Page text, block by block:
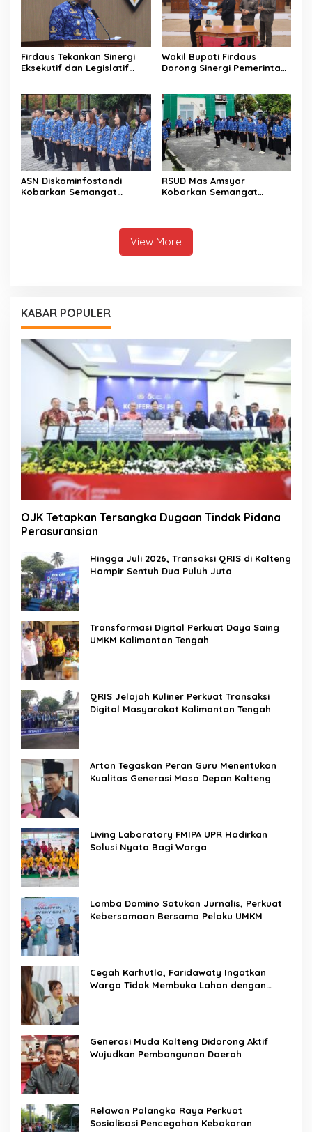
Firdaus Tekankan Sinergi
Eksekutif dan Legislatif
Wakil Bupati Firdaus
Dorong Sinergi Pemerintah
ASN Diskominfostandi
Kobarkan Semangat
RSUD Mas Amsyar
Kobarkan Semangat
View More
KABAR POPULER
OJK Tetapkan Tersangka Dugaan Tindak Pidana
Perasuransian
Hingga Juli 2026, Transaksi QRIS di Kalteng
Hampir Sentuh Dua Puluh Juta
Transformasi Digital Perkuat Daya Saing
UMKM Kalimantan Tengah
QRIS Jelajah Kuliner Perkuat Transaksi
Digital Masyarakat Kalimantan Tengah
Arton Tegaskan Peran Guru Menentukan
Kualitas Generasi Masa Depan Kalteng
Living Laboratory FMIPA UPR Hadirkan
Solusi Nyata Bagi Warga
Lomba Domino Satukan Jurnalis, Perkuat
Kebersamaan Bersama Pelaku UMKM
Cegah Karhutla, Faridawaty Ingatkan
Warga Tidak Membuka Lahan dengan
Generasi Muda Kalteng Didorong Aktif
Wujudkan Pembangunan Daerah
Relawan Palangka Raya Perkuat
Sosialisasi Pencegahan Kebakaran